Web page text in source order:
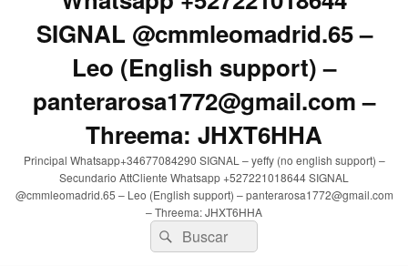
SIGNAL @cmmleomadrid.65 –
Leo (English support) –
panterarosa1772@gmail.com –
Threema: JHXT6HHA
Principal Whatsapp+34677084290 SIGNAL – yeffy (no english support) –
Secundario AttCliente Whatsapp +527221018644 SIGNAL
@cmmleomadrid.65 – Leo (English support) – panterarosa1772@gmail.com
– Threema: JHXT6HHA
Buscar
por:
Buscar